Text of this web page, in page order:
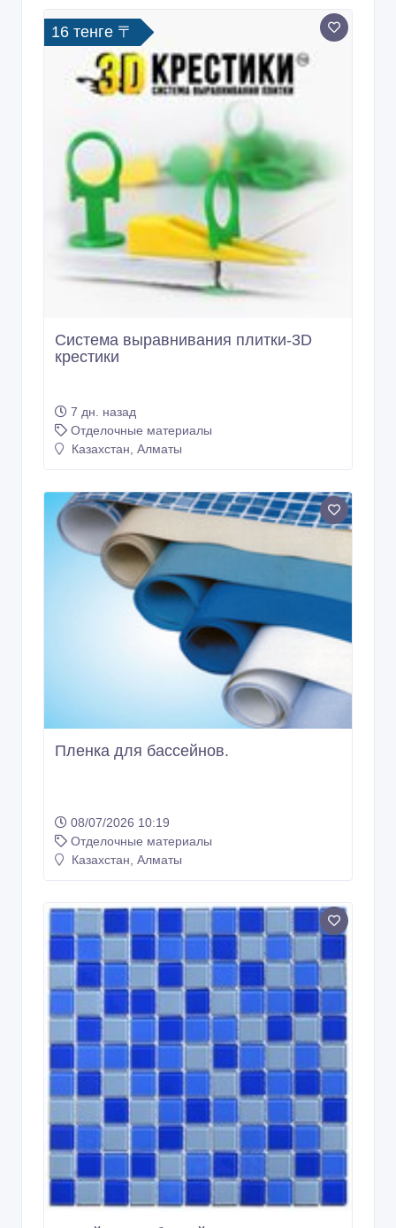
16 тенге 〒
Система выравнивания плитки-3D
крестики
7 дн. назад
Отделочные материалы
Казахстан, Алматы
Пленка для бассейнов.
08/07/2026 10:19
Отделочные материалы
Казахстан, Алматы